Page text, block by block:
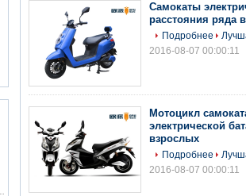
Самокаты
расстояния ряда
Подробнее
2016-08-07 00:00:11
Мотоцикл
электрической
взрослых
Подробнее
2016-08-07 00:00:11